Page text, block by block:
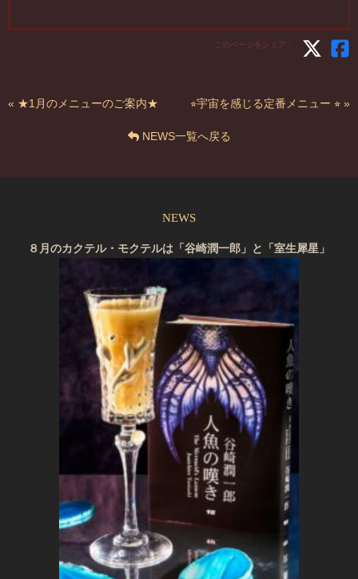
このページをシェア：
« ★1月のメニューのご案内★ ⭐︎宇宙を感じる定番メニュー ⭐︎ »
NEWS一覧へ戻る
NEWS
８月のカクテル・モクテルは「谷崎潤一郎」と「室生犀星」